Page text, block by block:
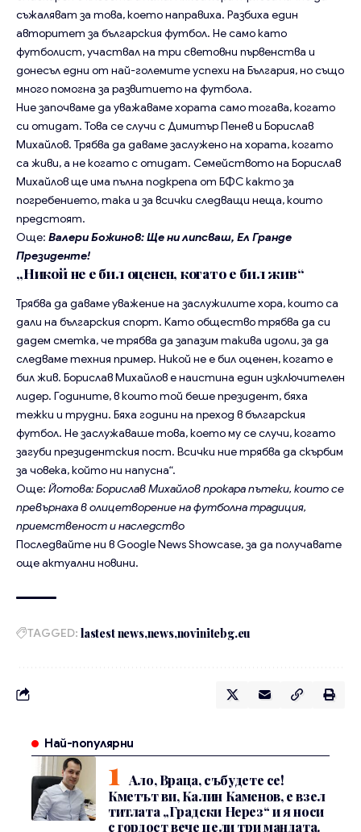
съжаляват за това, което направиха. Разбиха един
авторитет за българския футбол. Не само като
футболист, участвал на три световни първенства и
донесъл едни от най-големите успехи на България, но също
много помогна за развитието на футбола.
Ние започваме да уважаваме хората само тогава, когато
си отидат. Това се случи с Димитър Пенев и Борислав
Михайлов. Трябва да даваме заслужено на хората, когато
са живи, а не когато с отидат. Семейството на Борислав
Михайлов ще има пълна подкрепа от БФС както за
погребението, така и за всички следващи неща, които
предстоят.
Още: Валери Божинов: Ще ни липсваш, Ел Гранде
Президенте!
„Никой не е бил оценен, когато е бил жив“
Трябва да даваме уважение на заслужилите хора, които са
дали на българския спорт. Като общество трябва да си
дадем сметка, че трябва да запазим такива идоли, за да
следваме техния пример. Никой не е бил оценен, когато е
бил жив. Борислав Михайлов е наистина един изключителен
лидер. Годините, в които той беше президент, бяха
тежки и трудни. Бяха години на преход в българския
футбол. Не заслужаваше това, което му се случи, когато
загуби президентския пост. Всички ние трябва да скърбим
за човека, който ни напусна“.
Още: Йотова: Борислав Михайлов прокара пътеки, които се
превърнаха в олицетворение на футболна традиция,
приемственост и наследство
Последвайте ни вGoogle News Showcase, за да получавате
още актуални новини.
TAGGED: lastest news news novinitebg.eu
Най-популярни
Ало, Враца, събудете се!
Кметът ви, Калин Каменов, е взел
титлата „Градски Нерез“ и я носи
с гордост вече цели три мандата.